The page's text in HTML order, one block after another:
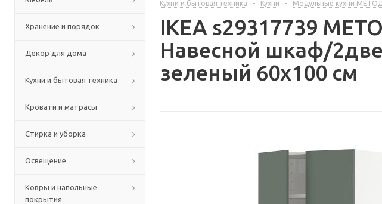
Хранение и порядок
Декор для дома
Кухни и бытовая техника
Кровати и матрасы
Стирка и уборка
Освещение
Ковры и напольные
покрытия
Кухни и бытовая техника - Кухни - Модульные кухни МЕТОД
IKEA s29317739
Навесной шкаф/
зеленый 60x100 см